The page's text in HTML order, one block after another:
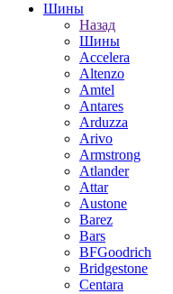
Шины
Назад
Шины
Accelera
Altenzo
Amtel
Antares
Arduzza
Arivo
Armstrong
Atlander
Attar
Austone
Barez
Bars
BFGoodrich
Bridgestone
Centara